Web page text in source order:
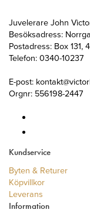
Juvelerare John
Besöksadress:
Postadress: Box 131,
Telefon: 0340-10237
E-post:
Orgnr: 556198-2447
Kundservice
Byten & Returer
Köpvillkor
Leverans
Information